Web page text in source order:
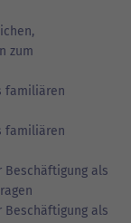
zum
familiären
familiären
als
als